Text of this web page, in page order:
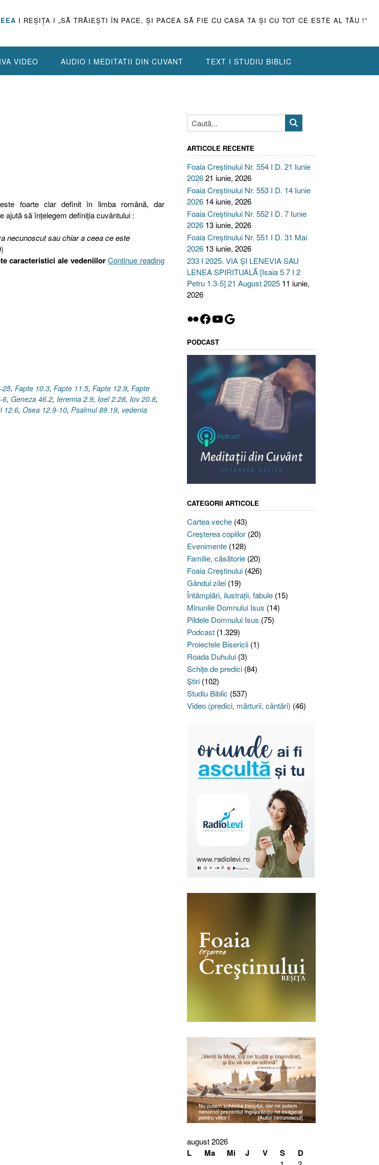
I REŞIŢA I „SĂ TRĂIEŞTI ÎN PACE, ŞI PACEA SĂ FIE CU CASA TA ŞI CU TOT CE ESTE AL TĂU !”
VIDEO AUDIO I MEDITATII DIN CUVANT TEXT I STUDIU BIBLIC
foarte clar definit în limba română, dar
ajută să înţelegem definiţia cuvântului :
necunoscut sau chiar a ceea ce este
caracteristici ale vedeniilor Continue reading„Vedenia
25, Fapte 10.3, Fapte 11.5, Fapte 12.9, Fapte
6, Geneza 46.2, Ieremia 2.9, Ioel 2.28, Iov 20.8,
12.6, Osea 12.9-10, Psalmul 89.19, vedenia
ARTICOLE RECENTE
Foaia Creștinului Nr. 554 I D. 21 Iunie
202621 iunie, 2026
Foaia Creștinului Nr. 553 I D. 14 Iunie
2026 14 iunie, 2026
Foaia Creștinului Nr. 552 I D. 7 Iunie
2026 13 iunie, 2026
Foaia Creștinului Nr. 551 I D. 31 Mai
2026 13 iunie, 2026
233 I 2025. VIA ȘI LENEVIA SAU
LENEA SPIRITUALĂ [Isaia 5.7 I 2
Petru 1.3-5] 21 August 2025 11 iunie,
2026
Flickr
Facebook
YouTube
Google
PODCAST
CATEGORII ARTICOLE
Cartea veche(43)
Creşterea copiilor(20)
Evenimente(128)
Familie, căsătorie(20)
Foaia Creştinului(426)
Gândul zilei(19)
Întâmplări, ilustraţii, fabule(15)
Minunile Domnului Isus (14)
Pildele Domnului Isus (75)
Podcast(1.329)
Proiectele Bisericii(1)
Roada Duhului(3)
Schiţe de predici(84)
Ştiri(102)
Studiu Biblic (537)
Video (predici, mărturii, cântări) (46)
august 2026
L Ma Mi J V S D